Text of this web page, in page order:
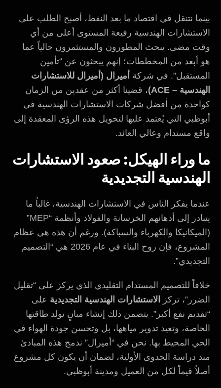
بينما نتنقل في اقتصاد ما بعد النفط، أصبح الطلب على
الاستشارات الهندسية رفيعة المستوى أعلى من أي
وقت مضى. يبحث المطورون والمستثمرون حالياً عما
هو أبعد من المخططات؛ إنهم يبحثون عن “تأمين
المستقبل”. في شركة أميرال (أميرال للاستشارات
الهندسية – ACE)
، قضينا أكثر من عقدين من الزمان
كواحدة من أفضل شركات الاستشارات الهندسية في
أبوظبي التي يُعتمد عليها لتحويل هذه الرؤى المعقدة إلى
واقع مستدام وعالي العائد.
ما وراء الهيكل: صعود الاستشارات
الهندسية التجديدية
عندما يفكر الناس في الاستشارات الهندسية، غالباً ما
يتبادر إلى أذهانهم الخرسانة والفولاذ وأنظمة “MEP”
(الميكانيكا والكهرباء والسباكة). ورغم أن هذه هي عظام
المشروع، فإن روح البناء في عام 2026 هي “التصميم
التجديدي”.
خلافاً للتصميم المستدام التقليدي الذي يركز على “تقليل
الضرر”، تركز
الاستشارات الهندسية التجديدية على
“تقديم نفع أكبر”. يتضمن ذلك إنشاء مبانٍ تولد طاقتها
الخاصة، وتعيد تدوير مياهها، بل وتحسن جودة الهواء في
الحي المحيط بها. نحن في “أميرال” ندمج هذه المبادئ
منذ دراسة الجدوى الأولية، لضمان أن يكون كل مشروع
أصلاً قيماً لكل من العميل ومدينة أبوظبي.